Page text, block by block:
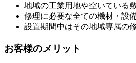
地域の工業用地や空いている
修理に必要な全ての機材・設
設置期間中はその地域専属の
お客様のメリット